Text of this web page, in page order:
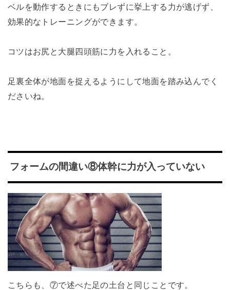
ベルを動作するときにもブレずに挙上する力が逃げず、
効果的なトレーニングができます。
コツはお尻と大腿四頭筋に力を入れること。
足裏全体が地面を捉えるようにして地面を踏み込んでく
ださいね。
フォームの間違い⑧体幹に力が入っていない
こちらも、⑦で述べた足の土台と同じことです。